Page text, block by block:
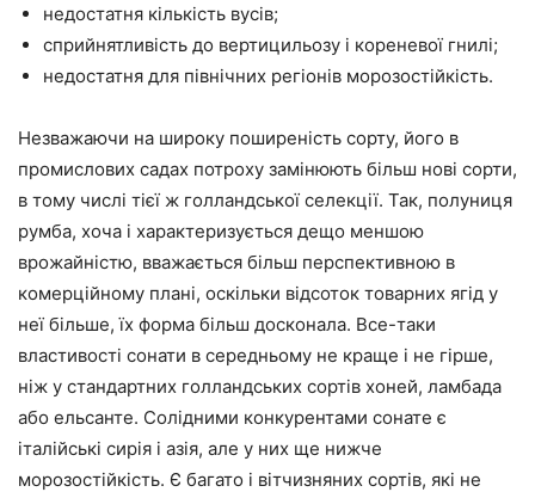
недостатня кількість вусів;
сприйнятливість до вертицильозу і кореневої гнилі;
недостатня для північних регіонів морозостійкість.
Незважаючи на широку поширеність сорту, його в
промислових садах потроху замінюють більш нові сорти,
в тому числі тієї ж голландської селекції. Так, полуниця
румба, хоча і характеризується дещо меншою
врожайністю, вважається більш перспективною в
комерційному плані, оскільки відсоток товарних ягід у
неї більше, їх форма більш досконала. Все-таки
властивості сонати в середньому не краще і не гірше,
ніж у стандартних голландських сортів хоней, ламбада
або ельсанте. Солідними конкурентами сонате є
італійські сирія і азія, але у них ще нижче
морозостійкість. Є багато і вітчизняних сортів, які не